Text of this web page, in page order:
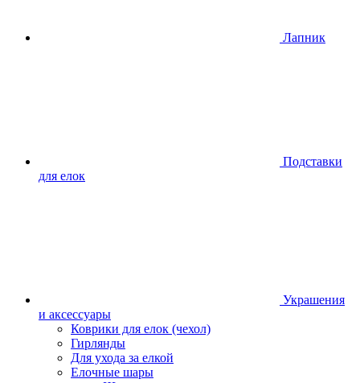
Лапник
Подставки
для елок
Украшения
и аксессуары
Коврики для елок (чехол)
Гирлянды
Для ухода за елкой
Елочные шары